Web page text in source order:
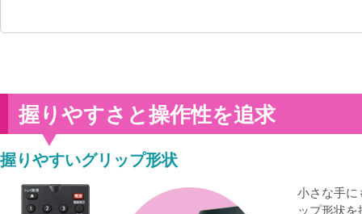
握りやすさと操作性を追求
握りやすいグリップ形状
小さな手に
ップ形状を